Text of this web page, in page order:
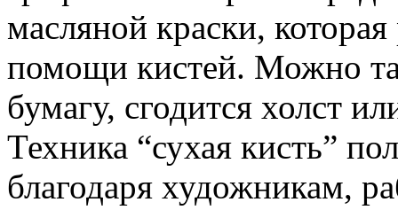
масляной краски,
помощи кистей. Можно
бумагу, сгодится холст
Техника “сухая кисть”
благодаря художникам,